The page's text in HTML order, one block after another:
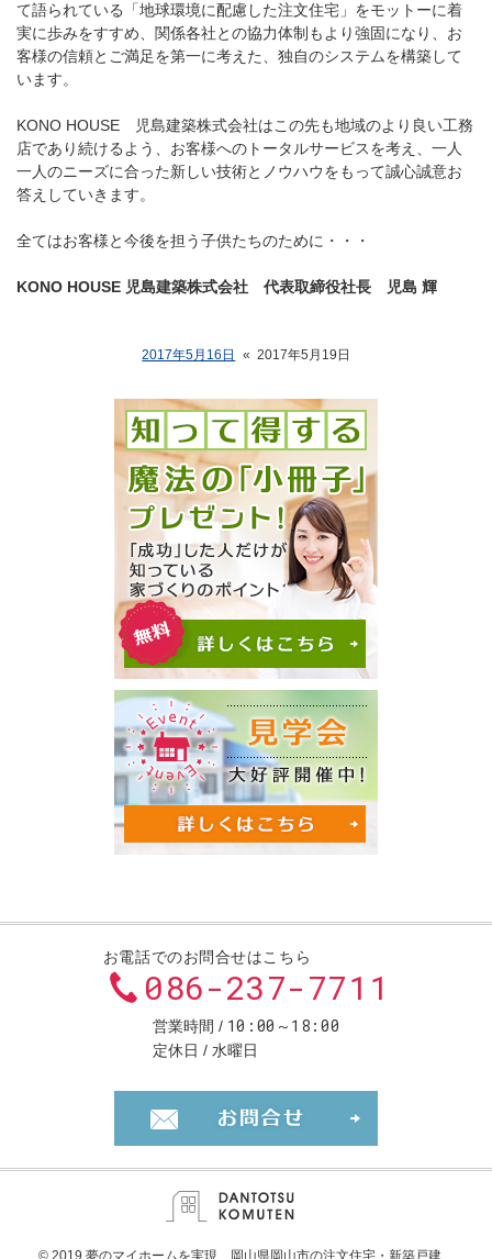
て語られている「地球環境に配慮した注文住宅」をモットーに着
実に歩みをすすめ、関係各社との協力体制もより強固になり、お
客様の信頼とご満足を第一に考えた、独自のシステムを構築して
います。
KONO HOUSE 児島建築株式会社はこの先も地域のより良い工務
店であり続けるよう、お客様へのトータルサービスを考え、一人
一人のニーズに合った新しい技術とノウハウをもって誠心誠意お
答えしていきます。
全てはお客様と今後を担う子供たちのために・・・
KONO HOUSE 児島建築株式会社 代表取締役社長 児島 輝
2017年5月16日 « 2017年5月19日
お電話でのお問合せはこちら
086-237-7711
営業時間 10:00～18:00
定休日 水曜日
© 2019 夢のマイホームを実現、 岡山県岡山市の注文住宅・新築戸建